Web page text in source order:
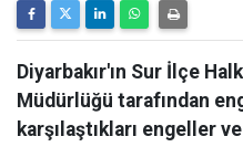
Diyarbakır'ın Sur İlçe
Müdürlüğü tarafından
karşılaştıkları engeller